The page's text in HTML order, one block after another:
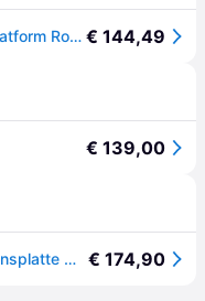
Merach Mr-2440p1-eu Plyometric Platform Rosa € 144,49
€ 139,00
Merach MR-2440P1 Fitness-Vibrationsplatte mit Bluetooth-Lautsprecher - Pink € 174,90